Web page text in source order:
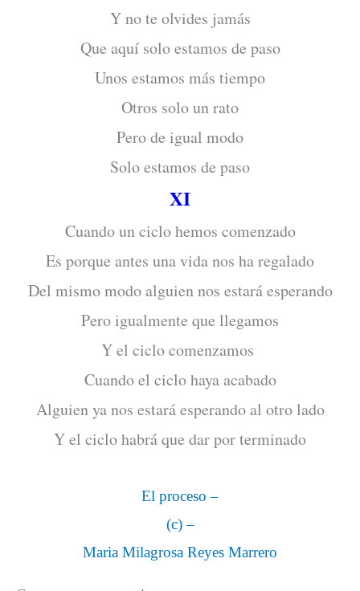
Y no te olvides jamás
Que aquí solo estamos de paso
Unos estamos más tiempo
Otros solo un rato
Pero de igual modo
Solo estamos de paso
XI
Cuando un ciclo hemos comenzado
Es porque antes una vida nos ha regalado
Del mismo modo alguien nos estará esperando
Pero igualmente que llegamos
Y el ciclo comenzamos
Cuando el ciclo haya acabado
Alguien ya nos estará esperando al otro lado
Y el ciclo habrá que dar por terminado
El proceso –
(c) –
Maria Milagrosa Reyes Marrero